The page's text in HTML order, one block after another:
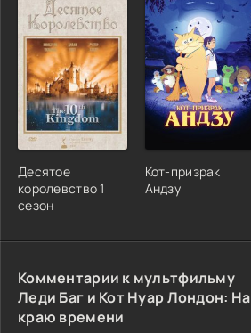
Десятое
королевство 1
сезон
Кот-призрак
Андзу
Комментарии к мультфильму
Леди Баг и Кот Нуар Лондон: На
краю времени